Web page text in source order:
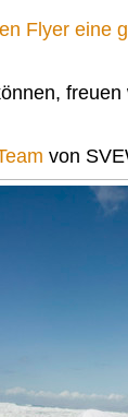
Flyer eine
von